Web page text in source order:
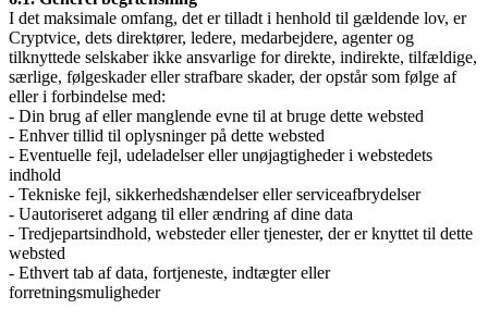
I det maksimale omfang, det er tilladt i henhold til gældende lov, er
Cryptvice, dets direktører, ledere, medarbejdere, agenter og
tilknyttede selskaber ikke ansvarlige for direkte, indirekte, tilfældige,
særlige, følgeskader eller strafbare skader, der opstår som følge af
eller i forbindelse med:
- Din brug af eller manglende evne til at bruge dette websted
- Enhver tillid til oplysninger på dette websted
- Eventuelle fejl, udeladelser eller unøjagtigheder i webstedets
indhold
- Tekniske fejl, sikkerhedshændelser eller serviceafbrydelser
- Uautoriseret adgang til eller ændring af dine data
- Tredjepartsindhold, websteder eller tjenester, der er knyttet til dette
websted
- Ethvert tab af data, fortjeneste, indtægter eller
forretningsmuligheder